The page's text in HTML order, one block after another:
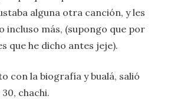
alguna otra canción, y les
incluso más, (supongo que por
que he dicho antes jeje).
con la biografía y bualá, salió
chachi.